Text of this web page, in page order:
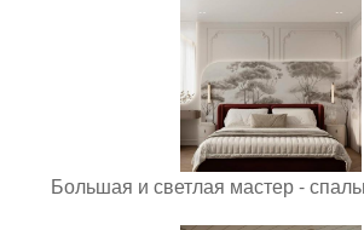
Большая и светлая мастер -